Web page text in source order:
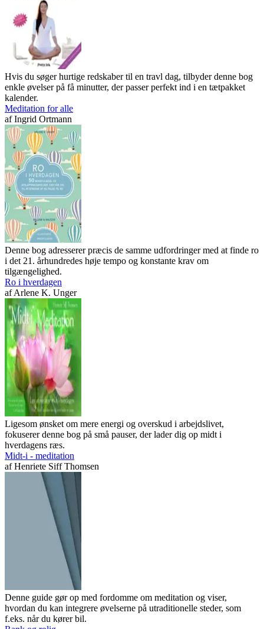
Hvis du søger hurtige redskaber til en travl dag, tilbyder denne bog
enkle øvelser på få minutter, der passer perfekt ind i en tætpakket
kalender.
Meditation for alle
afIngrid Ortmann
Denne bog adresserer præcis de samme udfordringer med at finde ro
i det 21. århundredes høje tempo og konstante krav om
tilgængelighed.
Ro i hverdagen
afArlene K. Unger
Ligesom ønsket om mere energi og overskud i arbejdslivet,
fokuserer denne bog på små pauser, der lader dig op midt i
hverdagens ræs.
Midt-i - meditation
afHenriete Siff Thomsen
Denne guide gør op med fordomme om meditation og viser,
hvordan du kan integrere øvelserne på utraditionelle steder, som
f.eks. når du kører bil.